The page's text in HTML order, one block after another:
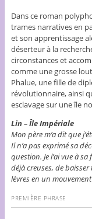
Dans ce roman
trames narratives en
et son apprentissage
déserteur à la
circonstances et
comme une grosse
Phalue, une fille de
révolutionnaire, ainsi
esclavage sur une île
Lin –Île Impériale
Mon père m’a dit que
Il n’a pas exprimé sa
question. Je l’ai vue à
déjà creuses, de
lèvres en un
PREMIÈRE PHRASE